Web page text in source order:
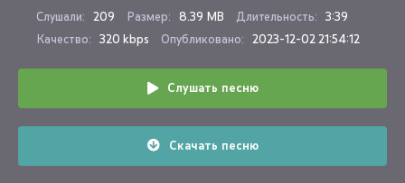
Слушали: 209 Размер: 8.39 MB Длительность: 3:39
Качество: 320 kbps Опубликовано: 2023-12-02 21:54:12
Слушать песню
Скачать песню